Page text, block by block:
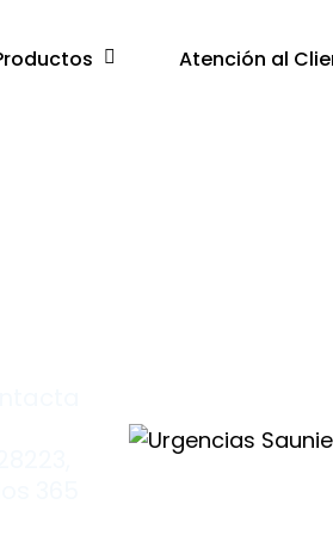
Atención al